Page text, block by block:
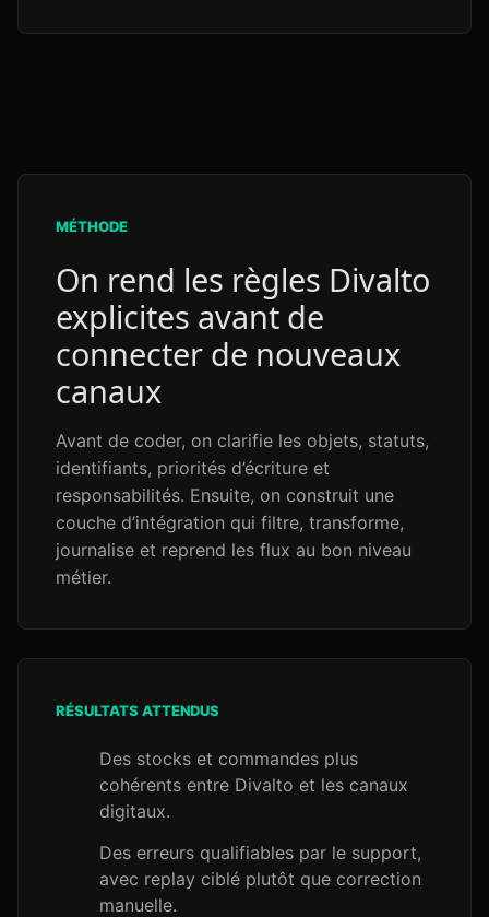
MÉTHODE
On rend les règles Divalto
explicites avant de
connecter de nouveaux
canaux
Avant de coder, on clarifie les objets, statuts,
identifiants, priorités d’écriture et
responsabilités. Ensuite, on construit une
couche d’intégration qui filtre, transforme,
journalise et reprend les flux au bon niveau
métier.
RÉSULTATS ATTENDUS
Des stocks et commandes plus
cohérents entre Divalto et les canaux
digitaux.
Des erreurs qualifiables par le support,
avec replay ciblé plutôt que correction
manuelle.